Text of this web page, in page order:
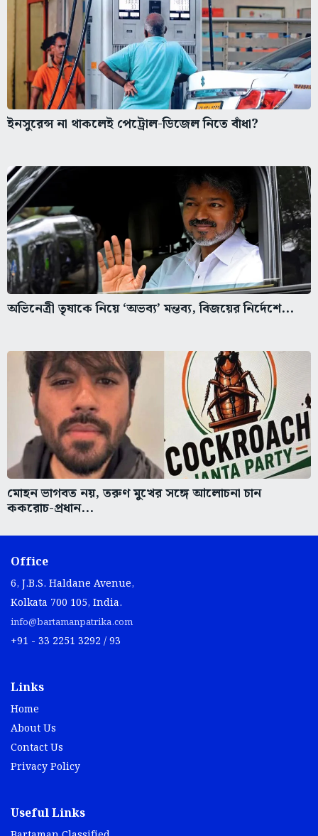
ইনসুরেন্স না থাকলেই পেট্রোল-ডিজেল নিতে বাঁধা?
অভিনেত্রী তৃষাকে নিয়ে ‘অভব্য’ মন্তব্য, বিজয়ের নির্দেশে...
মোহন ভাগবত নয়, তরুণ মুখের সঙ্গে আলোচনা চান
ককরোচ-প্রধান...
Office
6, J.B.S. Haldane Avenue,
Kolkata 700 105, India.
info@bartamanpatrika.com
+91 - 33 2251 3292 / 93
Links
Home
About Us
Contact Us
Privacy Policy
Useful Links